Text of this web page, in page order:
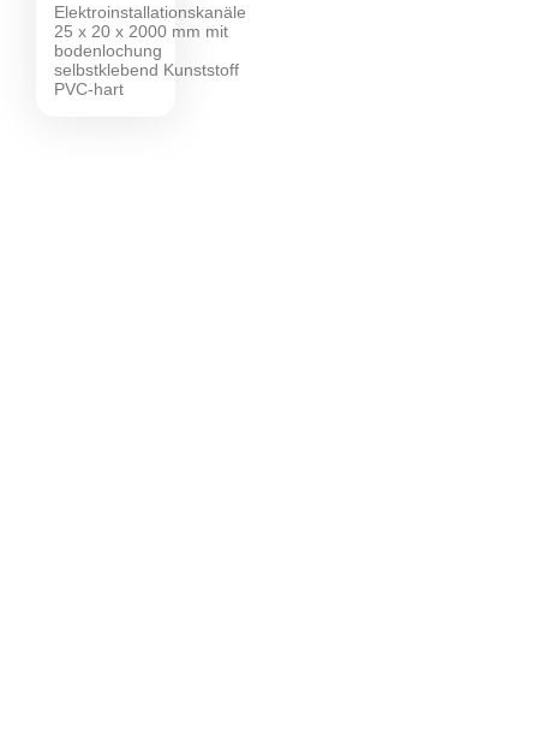
Elektroinstallationskanäle
25 x 20 x 2000 mm mit
bodenlochung
selbstklebend Kunststoff
PVC-hart